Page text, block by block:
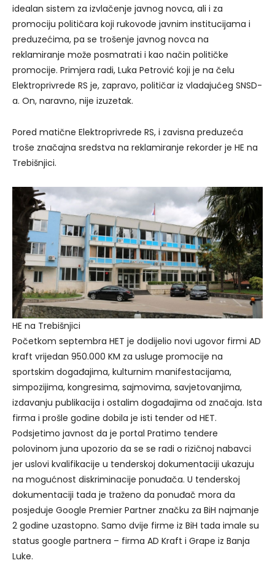
idealan sistem za izvlačenje javnog novca, ali i za
promociju političara koji rukovode javnim institucijama i
preduzećima, pa se trošenje javnog novca na
reklamiranje može posmatrati i kao način političke
promocije. Primjera radi, Luka Petrović koji je na čelu
Elektroprivrede RS je, zapravo, političar iz vladajućeg SNSD-
a. On, naravno, nije izuzetak.
Pored matične Elektroprivrede RS, i zavisna preduzeća
troše značajna sredstva na reklamiranje rekorder je HE na
Trebišnjici.
HE na Trebišnjici
Početkom septembra HET je dodijelio novi ugovor firmi AD
kraft vrijedan 950.000 KM za usluge promocije na
sportskim događajima, kulturnim manifestacijama,
simpozijima, kongresima, sajmovima, savjetovanjima,
izdavanju publikacija i ostalim događajima od značaja. Ista
firma i prošle godine dobila je isti tender od HET.
Podsjetimo javnost da je portal Pratimo tendere
polovinom juna upozorio da se se radi o rizičnoj nabavci
jer uslovi kvalifikacije u tenderskoj dokumentaciji ukazuju
na mogućnost diskriminacije ponuđača. U tenderskoj
dokumentaciji tada je traženo da ponuđač mora da
posjeduje Google Premier Partner značku za BiH najmanje
2 godine uzastopno. Samo dvije firme iz BiH tada imale su
status google partnera – firma AD Kraft i Grape iz Banja
Luke.